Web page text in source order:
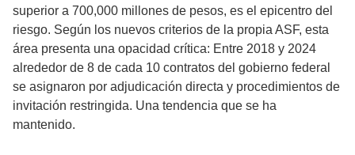
superior a 700,000 millones de pesos, es el epicentro del
riesgo. Según los nuevos criterios de la propia ASF, esta
área presenta una opacidad crítica: Entre 2018 y 2024
alrededor de 8 de cada 10 contratos del gobierno federal
se asignaron por adjudicación directa y procedimientos de
invitación restringida. Una tendencia que se ha
mantenido.